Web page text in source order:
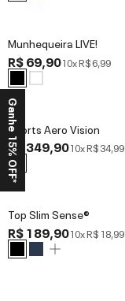
Munhequeira LIVE!
R$ 69,9010xR$ 6,99
Shorts Aero Vision
R$ 349,9010xR$ 34,99
Top Slim Sense®
R$ 189,9010xR$ 18,99
Ganhe 15% OFF*